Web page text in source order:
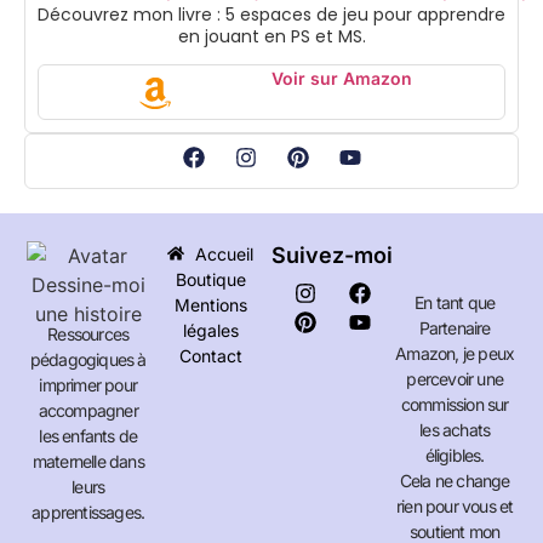
Découvrez mon livre : 5 espaces de jeu pour apprendre
en jouant en PS et MS.
Voir sur Amazon
Ressources
pédagogiques à
imprimer pour
accompagner
les enfants de
maternelle dans
leurs
apprentissages.
Accueil
Boutique
Mentions
légales
Contact
Suivez-moi
En tant que
Partenaire
Amazon, je peux
percevoir une
commission sur
les achats
éligibles.
Cela ne change
rien pour vous et
soutient mon